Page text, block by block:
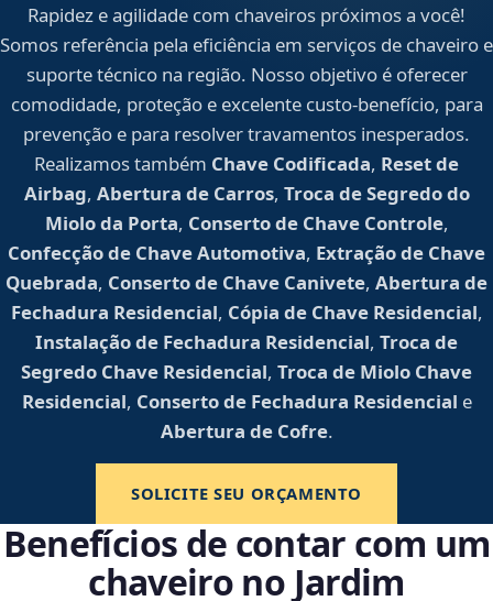
Rapidez e agilidade com chaveiros próximos a você!
Somos referência pela eficiência em serviços de chaveiro e
suporte técnico na região. Nosso objetivo é oferecer
comodidade, proteção e excelente custo-benefício, para
prevenção e para resolver travamentos inesperados.
Realizamos também Chave Codificada, Reset de
Airbag, Abertura de Carros, Troca de Segredo do
Miolo da Porta, Conserto de Chave Controle,
Confecção de Chave Automotiva, Extração de Chave
Quebrada, Conserto de Chave Canivete, Abertura de
Fechadura Residencial, Cópia de Chave Residencial,
Instalação de Fechadura Residencial, Troca de
Segredo Chave Residencial, Troca de Miolo Chave
Residencial, Conserto de Fechadura Residencial e
Abertura de Cofre.
SOLICITE SEU ORÇAMENTO
Benefícios de contar com um
chaveiro no Jardim